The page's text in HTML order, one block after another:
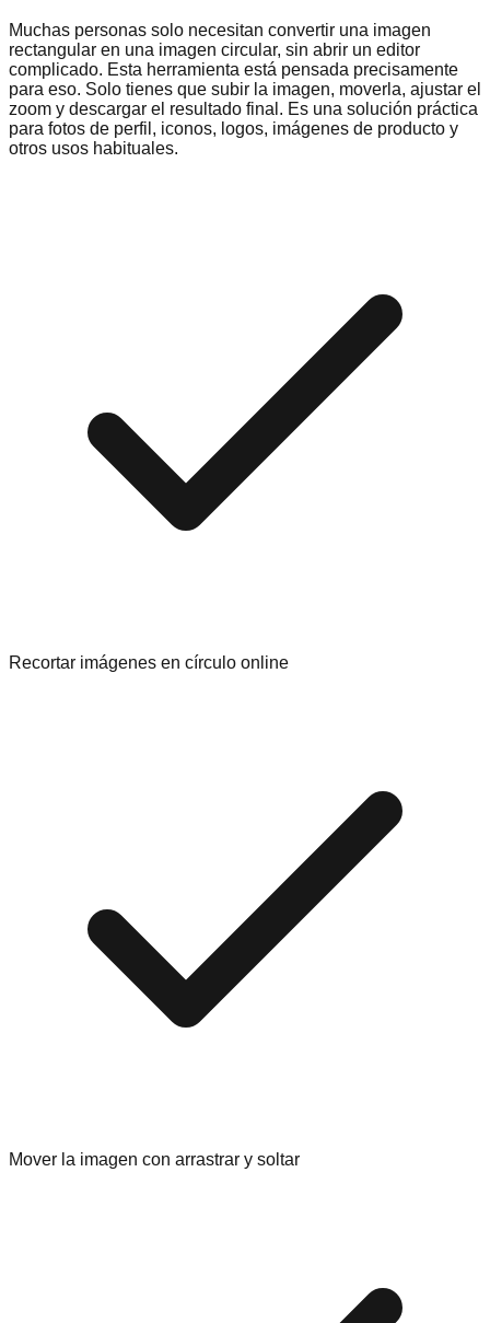
Muchas personas solo necesitan convertir una imagen
rectangular en una imagen circular, sin abrir un editor
complicado. Esta herramienta está pensada precisamente
para eso. Solo tienes que subir la imagen, moverla, ajustar el
zoom y descargar el resultado final. Es una solución práctica
para fotos de perfil, iconos, logos, imágenes de producto y
otros usos habituales.
Recortar imágenes en círculo online
Mover la imagen con arrastrar y soltar